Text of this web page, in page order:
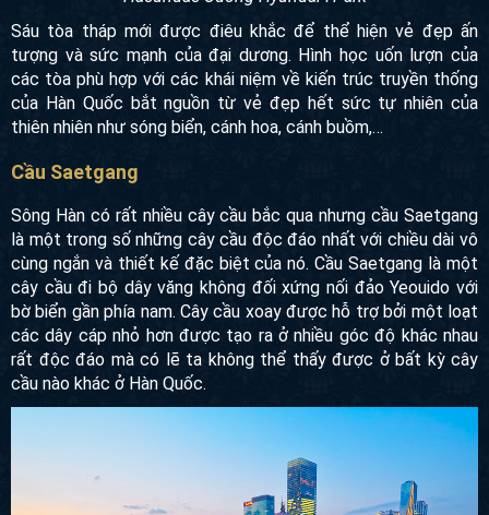
Haeundae Udong Hyundai I’Park
Sáu tòa tháp mới được điêu khắc để thể hiện vẻ đẹp ấn
tượng và sức mạnh của đại dương. Hình học uốn lượn của
của Hàn Quốc bắt nguồn từ vẻ đẹp hết sức tự nhiên của
Cầu Saetgang
Sông Hàn có rất nhiều cây cầu bắc qua nhưng cầu
Saetgang là một trong số những cây cầu độc đáo nhất với
chiều dài vô cùng ngắn và thiết kế đặc biệt của nó. Cầu
Saetgang là một cây cầu đi bộ dây văng không đối xứng nối
đảo Yeouido với bờ biển gần phía nam. Cây cầu xoay được
hỗ trợ bởi một loạt các dây cáp nhỏ hơn được tạo ra ở
nhiều góc độ khác nhau rất độc đáo mà có lẽ ta không thể
thấy được ở bất kỳ cây cầu nào khác ở Hàn Quốc.